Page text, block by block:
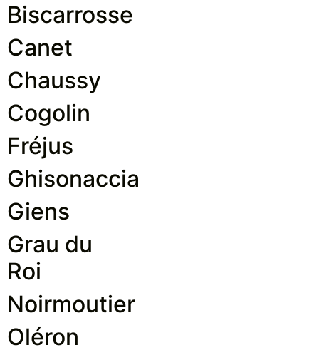
Biscarrosse
Canet
Chaussy
Cogolin
Fréjus
Ghisonaccia
Giens
Grau du
Roi
Noirmoutier
Oléron